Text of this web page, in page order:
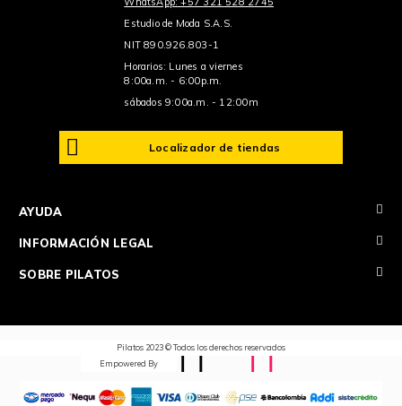
Estudio de Moda S.A.S.
NIT 890.926.803-1
Horarios: Lunes a viernes
8:00a.m. - 6:00p.m.
sábados 9:00a.m. - 12:00m
Localizador de tiendas
AYUDA +
INFORMACIÓN LEGAL +
SOBRE PILATOS +
Pilatos 2023 © Todos los derechos reservados
Empowered By